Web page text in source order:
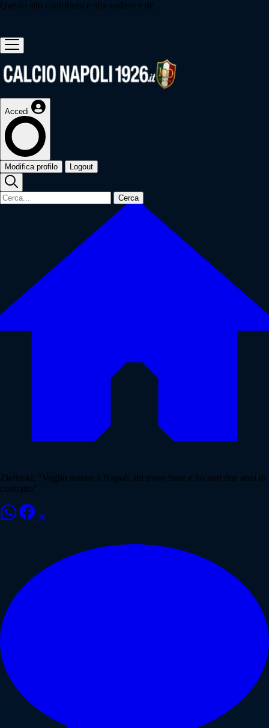
Questo sito contribuisce alla audience de
Accedi
Modifica profilo Logout
Cerca
Zielinski: "Voglio restare a Napoli, mi trovo bene e ho altri due anni di
contratto"